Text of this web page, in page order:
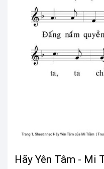
Hãy Yên Tâm - Mi